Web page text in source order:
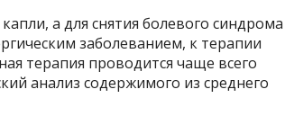
а для снятия болевого синдрома
заболеванием, к терапии
терапия проводится чаще всего
анализ содержимого из среднего